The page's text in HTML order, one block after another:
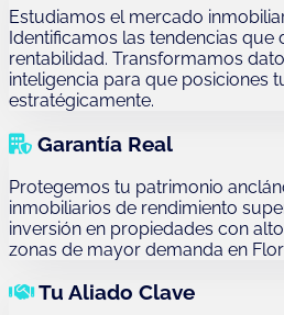
Estudiamos el mercado
Identificamos las tendencias que
rentabilidad. Transformamos
inteligencia para que posiciones
estratégicamente.
Garantía Real
Protegemos tu patrimonio
inmobiliarios de rendimiento
inversión en propiedades con
zonas de mayor demanda en
Tu Aliado Clave